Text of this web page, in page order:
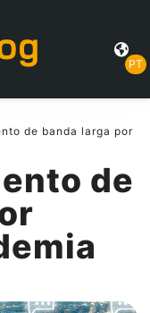
PT
de banda larga por
de